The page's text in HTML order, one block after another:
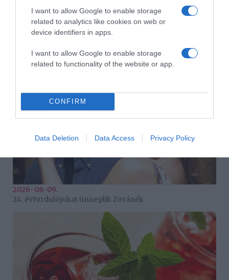
I want to allow Google to enable storage
related to analytics like cookies on web or
device identifiers in apps.
I want to allow Google to enable storage
related to functionality of the website or app.
CONFIRM
Data Deletion Data Access Privacy Policy
2026-08-09.
2026-08-09.
24. évfordulójukat ünneplik Zoránék